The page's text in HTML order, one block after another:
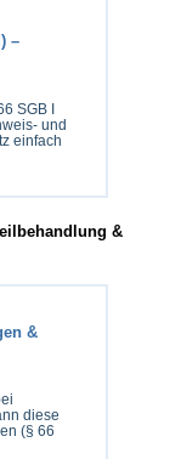
–
SGB I
und
einfach
&
&
diese
(§ 66